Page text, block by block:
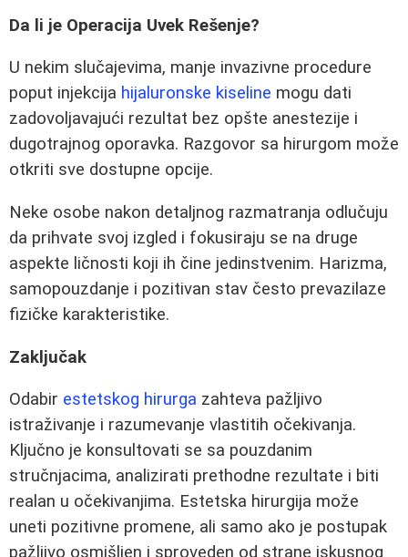
Da li je Operacija Uvek Rešenje?
U nekim slučajevima, manje invazivne procedure
poput injekcija hijaluronske kiseline mogu dati
zadovoljavajući rezultat bez opšte anestezije i
dugotrajnog oporavka. Razgovor sa hirurgom može
otkriti sve dostupne opcije.
Neke osobe nakon detaljnog razmatranja odlučuju
da prihvate svoj izgled i fokusiraju se na druge
aspekte ličnosti koji ih čine jedinstvenim. Harizma,
samopouzdanje i pozitivan stav često prevazilaze
fizičke karakteristike.
Zaključak
Odabir estetskog hirurga zahteva pažljivo
istraživanje i razumevanje vlastitih očekivanja.
Ključno je konsultovati se sa pouzdanim
stručnjacima, analizirati prethodne rezultate i biti
realan u očekivanjima. Estetska hirurgija može
uneti pozitivne promene, ali samo ako je postupak
pažljivo osmišljen i sproveden od strane iskusnog